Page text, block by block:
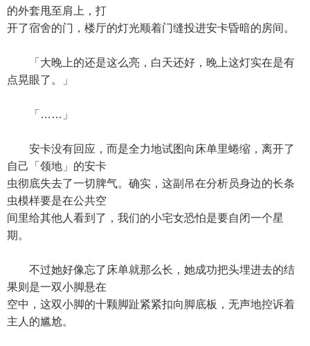
的外套甩至肩上，打
开了宿舍的门，楼厅的灯光顺着门缝投进安卡昏暗的房间。
「大晚上的还是这么亮，白天还好，晚上这灯实在是有
点晃眼了。」
「……」
安卡没有回应，而是全力地试图向床单里蜷缩，离开了
自己「领地」的安卡
虫彻底失去了一切脾气。确实，这副吊在分析员身边的长条
虫模样要是在公共空
间里给其他人看到了，我们的小宅女恐怕是要自闭一个星
期。
不过她好像忘了床单就那么长，她成功把头埋进去的结
果则是一双小脚悬在
空中，这双小脚的十颗脚趾紧紧扣向脚底板，无声地控诉着
主人的尴尬。